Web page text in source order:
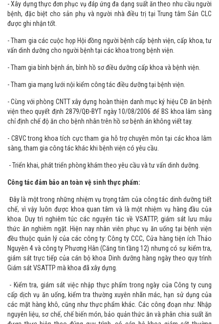
miễn phí cho người bệnh nặng có hoàn cảnh khó khăn.
- Xây dựng thực đơn phục vụ đáp ứng đa dạng suất ăn theo nhu cầu người
bệnh, đặc biệt cho sản phụ và người nhà điều trị tại Trung tâm Sản CLC
được ghi nhận tốt.
- Tham gia các cuộc họp Hội đồng người bệnh cấp bệnh viện, cấp khoa, tư
vấn dinh dưỡng cho người bệnh tại các khoa trong bệnh viện.
- Tham gia bình bệnh án, bình hồ sơ điều dưỡng cấp khoa và bệnh viện.
- Tham gia mạng lưới nội kiểm công tác điều dưỡng tại bệnh viện.
- Cùng với phòng CNTT xây dựng hoàn thiện danh mục ký hiệu CĐ ăn bệnh
viện theo quyết định 2879/QĐ-BYT ngày 10/08/2006 để BS khoa lâm sàng
chỉ định chế độ ăn cho bệnh nhân trên hồ sơ bệnh án không viết tay.
- CBVC trong khoa tích cực tham gia hỗ trợ chuyên môn tại các khoa lâm
sàng, tham gia công tác khác khi bệnh viện có yêu cầu.
- Triển khai, phát triển phòng khám theo yêu cầu và tư vấn dinh dưỡng.
Công tác đảm bảo an toàn vệ sinh thực phẩm:
Đây là một trong những nhiệm vụ trọng tâm của công tác dinh dưỡng tiết
chế, vì vậy luôn được khoa quan tâm và là một nhiệm vụ hàng đầu của
khoa. Duy trì nghiêm túc các nguyên tắc về VSATTP, giám sát lưu mẫu
thức ăn nghiêm ngặt. Hiện nay nhân viên phục vụ ăn uống tại bệnh viện
đều thuộc quản lý của các công ty: Công ty CCC, Cửa hàng tiện ích Thảo
Nguyên 4 và công ty Phương Hân (Căng tin tầng 12) nhưng có sự kiểm tra,
giám sát trực tiếp của cán bộ khoa Dinh dưỡng hàng ngày theo quy trình
Giám sát VSATTP mà khoa đã xây dựng.
- Kiểm tra, giám sát việc nhập thực phẩm trong ngày của Công ty cung
cấp dịch vụ ăn uống, kiểm tra thường xuyên nhãn mác, hạn sử dụng của